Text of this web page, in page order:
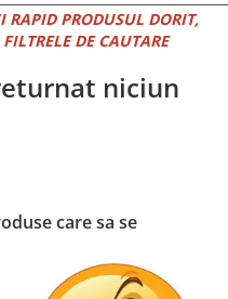
RAPID PRODUSUL DORIT,
DE CAUTARE
niciun
care sa se